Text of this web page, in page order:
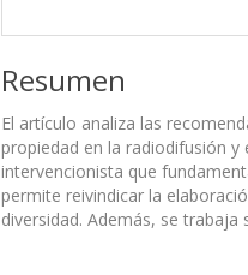
Resumen
El artículo analiza las
propiedad en la radiodifusión
intervencionista que
permite reivindicar la
diversidad. Además, se